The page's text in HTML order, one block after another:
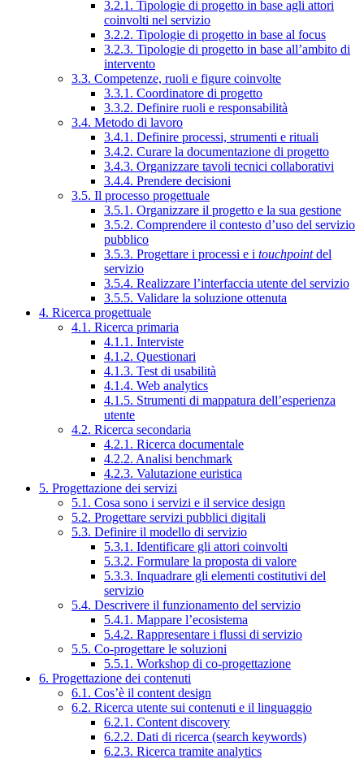
3.2.1. Tipologie di progetto in base agli attori
coinvolti nel servizio
3.2.2. Tipologie di progetto in base al focus
3.2.3. Tipologie di progetto in base all’ambito di
intervento
3.3. Competenze, ruoli e figure coinvolte
3.3.1. Coordinatore di progetto
3.3.2. Definire ruoli e responsabilità
3.4. Metodo di lavoro
3.4.1. Definire processi, strumenti e rituali
3.4.2. Curare la documentazione di progetto
3.4.3. Organizzare tavoli tecnici collaborativi
3.4.4. Prendere decisioni
3.5. Il processo progettuale
3.5.1. Organizzare il progetto e la sua gestione
3.5.2. Comprendere il contesto d’uso del servizio
pubblico
3.5.3. Progettare i processi e i touchpointdel
servizio
3.5.4. Realizzare l’interfaccia utente del servizio
3.5.5. Validare la soluzione ottenuta
4. Ricerca progettuale
4.1. Ricerca primaria
4.1.1. Interviste
4.1.2. Questionari
4.1.3. Test di usabilità
4.1.4. Web analytics
4.1.5. Strumenti di mappatura dell’esperienza
utente
4.2. Ricerca secondaria
4.2.1. Ricerca documentale
4.2.2. Analisi benchmark
4.2.3. Valutazione euristica
5. Progettazione dei servizi
5.1. Cosa sono i servizi e il service design
5.2. Progettare servizi pubblici digitali
5.3. Definire il modello di servizio
5.3.1. Identificare gli attori coinvolti
5.3.2. Formulare la proposta di valore
5.3.3. Inquadrare gli elementi costitutivi del
servizio
5.4. Descrivere il funzionamento del servizio
5.4.1. Mappare l’ecosistema
5.4.2. Rappresentare i flussi di servizio
5.5. Co-progettare le soluzioni
5.5.1. Workshop di co-progettazione
6. Progettazione dei contenuti
6.1. Cos’è il content design
6.2. Ricerca utente sui contenuti e il linguaggio
6.2.1. Content discovery
6.2.2. Dati di ricerca (search keywords)
6.2.3. Ricerca tramite analytics